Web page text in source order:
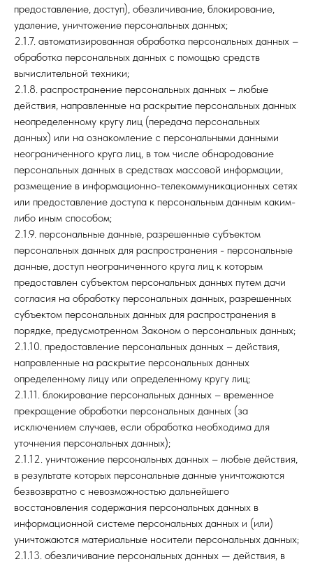
предоставление, доступ), обезличивание, блокирование,
удаление, уничтожение персональных данных;
2.1.7. автоматизированная обработка персональных данных –
обработка персональных данных с помощью средств
вычислительной техники;
2.1.8. распространение персональных данных – любые
действия, направленные на раскрытие персональных данных
неопределенному кругу лиц (передача персональных
данных) или на ознакомление с персональными данными
неограниченного круга лиц, в том числе обнародование
персональных данных в средствах массовой информации,
размещение в информационно-телекоммуникационных сетях
или предоставление доступа к персональным данным каким-
либо иным способом;
2.1.9. персональные данные, разрешенные субъектом
персональных данных для распространения - персональные
данные, доступ неограниченного круга лиц к которым
предоставлен субъектом персональных данных путем дачи
согласия на обработку персональных данных, разрешенных
субъектом персональных данных для распространения в
порядке, предусмотренном Законом о персональных данных;
2.1.10. предоставление персональных данных – действия,
направленные на раскрытие персональных данных
определенному лицу или определенному кругу лиц;
2.1.11. блокирование персональных данных – временное
прекращение обработки персональных данных (за
исключением случаев, если обработка необходима для
уточнения персональных данных);
2.1.12. уничтожение персональных данных – любые действия,
в результате которых персональные данные уничтожаются
безвозвратно с невозможностью дальнейшего
восстановления содержания персональных данных в
информационной системе персональных данных и (или)
уничтожаются материальные носители персональных данных;
2.1.13. обезличивание персональных данных — действия, в